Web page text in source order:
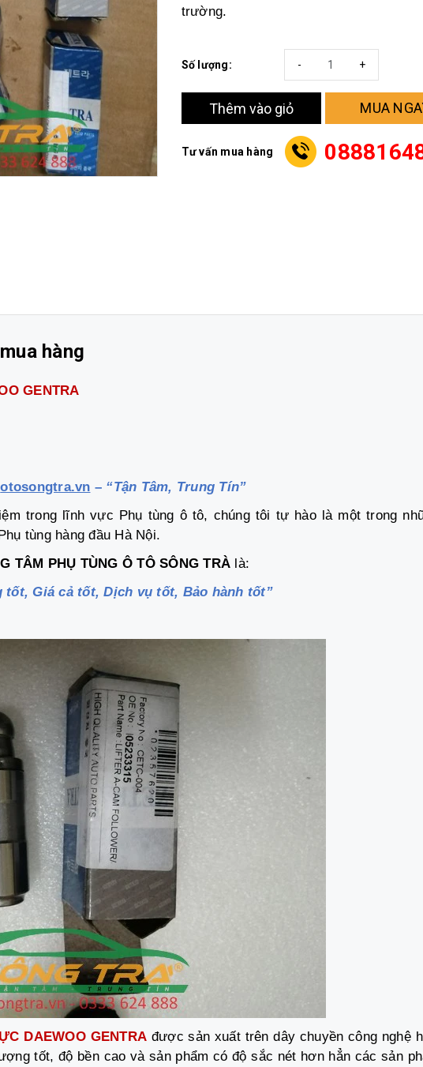
trường.
Số lượng: +
-
Thêm vào giỏ MUA
Tư vấn mua hàng
hàng
GENTRA
otosongtra.vn – “Tận Tâm, Trung Tín”
trong lĩnh vực Phụ tùng ô tô, chúng tôi tự hào là một trong
tùng hàng đầu Hà Nội.
TÂM PHỤ TÙNG Ô TÔ SÔNG TRÀ là:
Giá cả tốt, Dịch vụ tốt, Bảo hành tốt”
DAEWOO GENTRA được sản xuất trên dây chuyền công nghệ
tốt, độ bền cao và sản phẩm có độ sắc nét hơn hẳn các sản